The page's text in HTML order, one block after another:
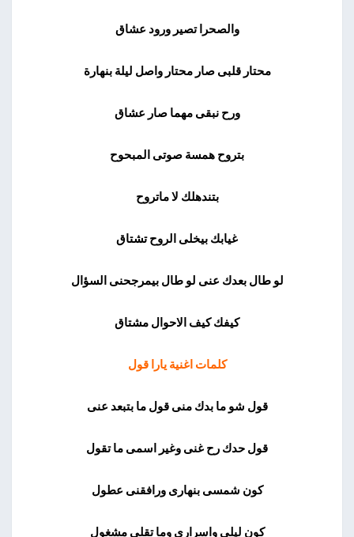
والصحرا تصير ورود عشاق
محتار قلبى صار محتار واصل ليلة بنهارة
ورح نبقى مهما صار عشاق
بتروح همسة صوتى المبحوح
بتندهلك لا ماتروح
غيابك بيخلى الروح تشتاق
لو طال بعدك عنى لو طال بيمرجحنى السؤال
كيفك كيف الاحوال مشتاق
كلمات اغنية يارا قول
قول شو ما بدك منى قول ما بتبعد عنى
قول حدك رح غنى وغير اسمى ما تقول
كون شمسى بنهارى ورافقنى عطول
كون ليلى واسرارى وما تقلى مشغول